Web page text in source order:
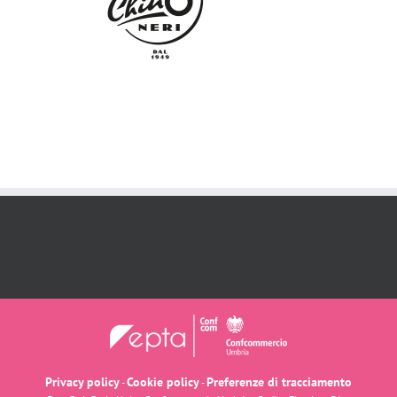
Privacy policy-Cookie policy-Preferenze di tracciamento